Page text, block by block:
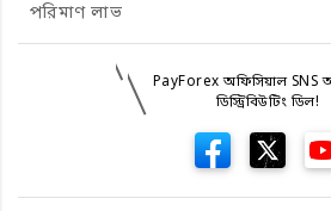
পরিমাণ লাভ
PayForex অফিসিয়াল SNS
ডিস্ট্রিবিউটিং ডিল!